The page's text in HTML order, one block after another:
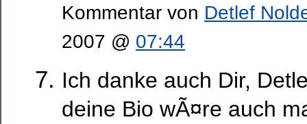
Kommentar von Detlef
2007 @ 07:44
Ich danke auch Dir,
deine Bio wÃ¤re auch